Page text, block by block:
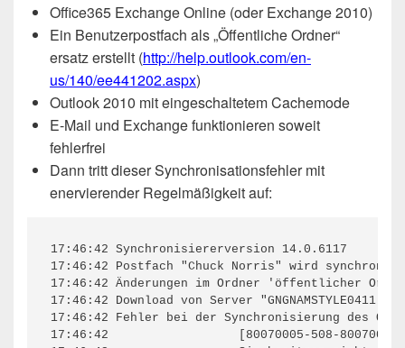
Office365 Exchange Online (oder Exchange 2010)
Ein Benutzerpostfach als „Öffentliche Ordner“
ersatz erstellt (http://help.outlook.com/en-
us/140/ee441202.aspx)
Outlook 2010 mit eingeschaltetem Cachemode
E-Mail und Exchange funktionieren soweit
fehlerfrei
Dann tritt dieser Synchronisationsfehler mit
enervierender Regelmäßigkeit auf:
17:46:42 Synchronisiererversion 14.0.6117
17:46:42 Postfach "Chuck Norris" wird
17:46:42 Änderungen im Ordner 'öffentlicher
17:46:42 Download von Server
17:46:42 Fehler bei der Synchronisierung des
17:46:42                  [80070005-508-